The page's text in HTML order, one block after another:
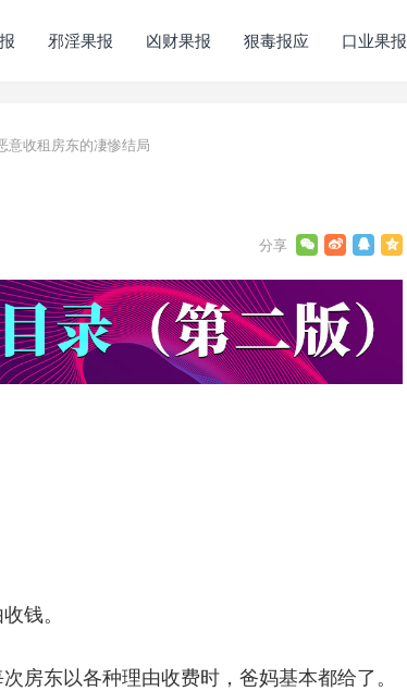
邪淫果报 凶财果报 狠毒报应 口业果报
意收租房东的凄惨结局
钱。
房东以各种理由收费时，爸妈基本都给了。